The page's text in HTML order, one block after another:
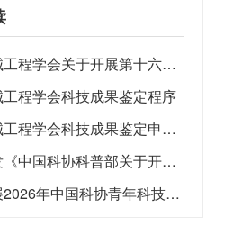
中国机械工程学会关于开展第十六届光华工程科技奖候选人提名工作的通知
程学会科技成果鉴定程序
中国机械工程学会科技成果鉴定申请表
关于转发《中国科协科普部关于开展 “科普之光”全国科普月大型网络展播活动征集工作的通知》的通知
关于开展2026年中国科协青年科技人才培育工程博士生专项计划推荐工作的通知